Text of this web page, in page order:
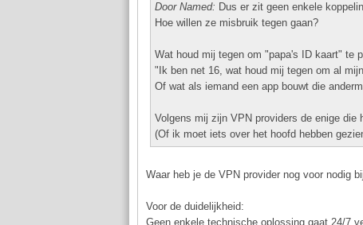
Door Named: Dus er zit geen enkele
Hoe willen ze misbruik tegen gaan?
Wat houd mij tegen om "papa's ID kaart" te
"Ik ben net 16, wat houd mij tegen om al
Of wat als iemand een app bouwt die
Volgens mij zijn VPN providers de enige die
(Of ik moet iets over het hoofd hebben
Waar heb je de VPN provider nog voor nodig
Voor de duidelijkheid:
Geen enkele technische oplossing gaat 24/7